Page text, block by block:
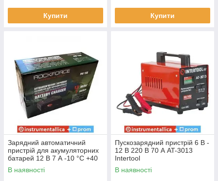
Купити Купити
Зарядний автоматичний
пристрій для акумуляторних
батарей 12 В 7 А -10 °C +40
°C RF-PW150 Rock Force
В наявності
Пускозарядний пристрій 6 В -
12 В 220 В 70 А AT-3013
Intertool
В наявності